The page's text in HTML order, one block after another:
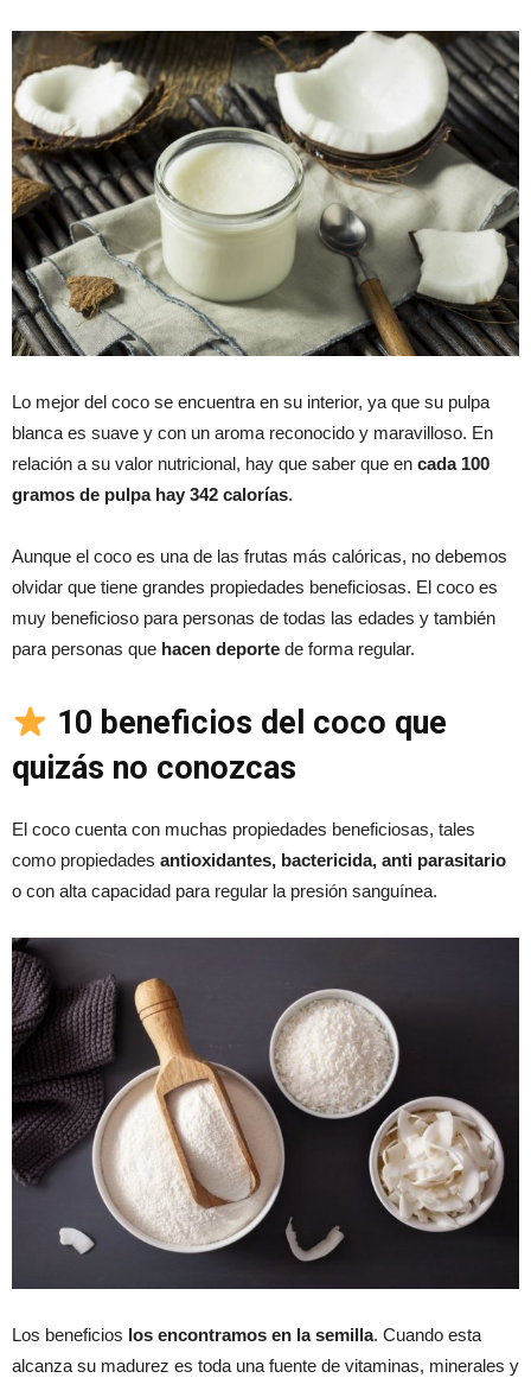
Lo mejor del coco se encuentra en su interior, ya que su pulpa
blanca es suave y con un aroma reconocido y maravilloso. En
relación a su valor nutricional, hay que saber que en cada 100
gramos de pulpa hay 342 calorías.
Aunque el coco es una de las frutas más calóricas, no debemos
olvidar que tiene grandes propiedades beneficiosas. El coco es
muy beneficioso para personas de todas las edades y también
para personas que hacen deporte de forma regular.
10 beneficios del coco que
quizás no conozcas
El coco cuenta con muchas propiedades beneficiosas, tales
como propiedades antioxidantes, bactericida, anti parasitario
o con alta capacidad para regular la presión sanguínea.
Los beneficios los encontramos en la semilla. Cuando esta
alcanza su madurez es toda una fuente de vitaminas, minerales y